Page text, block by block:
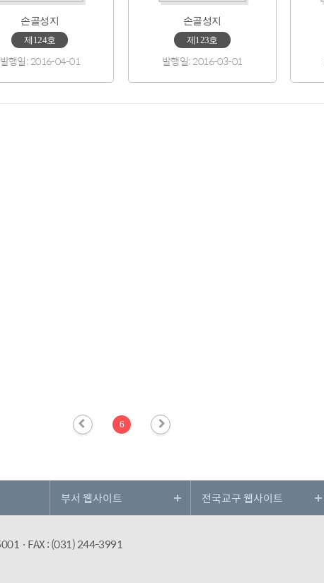
손골성지
제124호
발행일: 2016-04-01
손골성지
제123호
발행일: 2016-03-01
6
· FAX : (031) 244-3991